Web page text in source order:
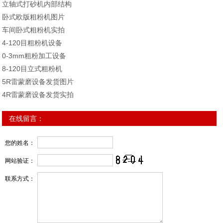
立轴式打砂机内部结构
卧式欧版粗粉机图片
车间卧式粗粉机实拍
4-120目粗粉机设备
0-3mm粗粉加工设备
8-120目立式粗粉机
5R雷蒙磨设备发货图片
4R雷蒙磨设备发货实拍
在线留言：
您的姓名：
网站验证：
联系方式：